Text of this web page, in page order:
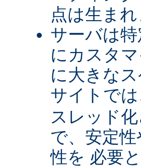
点は生まれ
サーバは
にカスタ
に大きな
サイトでは
スレッド
で、安定
性を 必要